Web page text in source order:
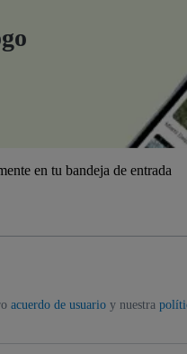
en tu bandeja de entrada
acuerdo de usuarioy nuestra